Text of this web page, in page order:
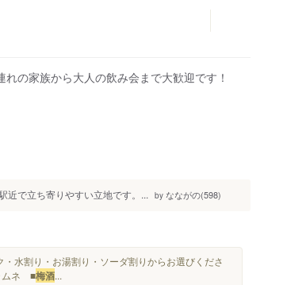
の家族から大人の飲み会まで大歓迎です！
近で立ち寄りやすい立地です。... by なながの(598)
割り・お湯割り・ソーダ割りからお選びくださ
ムネ ■梅酒...